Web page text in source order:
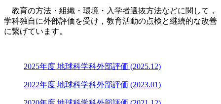
教育の方法・組織・環境・入学者選抜方法などに関して，
学科独自に外部評価を受け，教育活動の点検と継続的な改善
に繋げています。
2025年度 地球科学科外部評価 (2025.12)
2022年度 地球科学科外部評価 (2023.01)